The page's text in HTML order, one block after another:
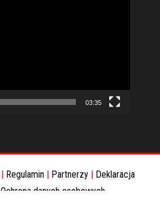
03:35
Regulamin Partnerzy
Deklaracja
Ochrona danych osobowych